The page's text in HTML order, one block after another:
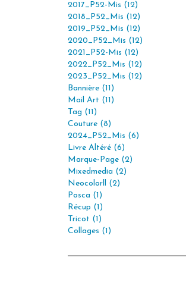
2017_P52-Mis (12)
2018_P52_Mis (12)
2019_P52_Mis (12)
2020_P52_Mis (12)
2021_P52-Mis (12)
2022_P52_Mis (12)
2023_P52_Mis (12)
Bannière (11)
Mail Art (11)
Tag (11)
Couture (8)
2024_P52_Mis (6)
Livre Altéré (6)
Marque-Page (2)
Mixedmedia (2)
Neocolorll (2)
Posca (1)
Récup (1)
Tricot (1)
Collages (1)